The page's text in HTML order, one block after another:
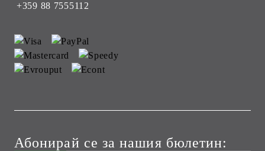
+359 88 7555112
Абонирай се за нашия бюлетин: